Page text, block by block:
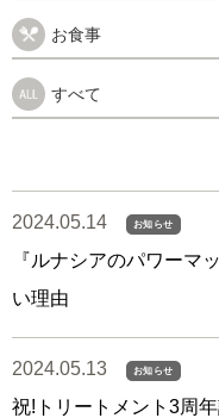
お食事
すべて
2024.05.14 お知らせ
『ルナシアのパワーマ
い理由
2024.05.13 お知らせ
祝!トリートメント3周